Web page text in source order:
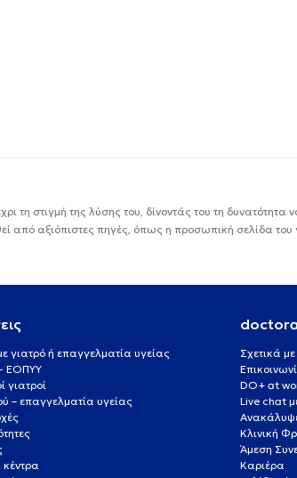
στιγμή της λύσης του, δίνοντάς του τη δυνατότητα
από αξιόπιστες πηγές, όπως η προσωπική σελίδα του
γιατρό ή επαγγελματία υγείας
- ΕΟΠΥΥ
γιατροί
– επαγγελματία υγείας
Σχετικά
DO+ at
Live chat
Κλινική
Άμεση
Καριέρα